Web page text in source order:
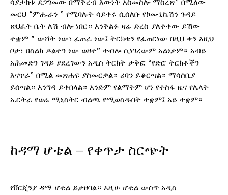
ሳያታክቱ ደጋግመው በማቅረብ እውነት አስመስሎ ማስረጽ” በሚለው
መርህ “ምሑራን ” የሚባሉት ሳይቀሩ ሲሰለቡ የኮሙኒኬሽን ጉዳይ
ጽህፈት ቤት ለሽ ብሎ ነበር። እንቅልፉ ዛሬ ድረስ ያለቀቀው ይኸው
ተቋም ” ውሸት ነው፣ ፈጠራ ነው፤ ትርክቱን የፈጠርነው በዚህ ቀን እዚህ
ቦታ፣ በስልክ ዶልተን ነው ወዘተ” ተብሎ ሲነገረውም አልነቃም። አብይ
አሕመድን ገዳይ ያደረገውን አዲስ ትርክት ታቅፎ “የድሮ ትርክቶችን
እናጥራ” በሚል መጽሐፍ ያስመርቃል። ሪባን ይቆርጣል። ማሳሰቢያ
ይሰጣል። እንግዳ ይቀበላል። አንድም የልማትም ሆነ የተስፋ ዜና የሌላት
ኤርትራ የወሬ ሚኒስትር ብልጫ የሚወስዱበት ተቋም፤ አይ ተቋም።
ከዳማ ሆቴል – የቀጥታ ስርጭት
የቨርጂንያ ዳማ ሆቴል ይታዘባል። እዚሁ ሆቴል ውስጥ አዲስ